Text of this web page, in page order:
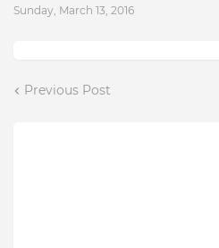
Sunday, March 13, 2016
Previous Post